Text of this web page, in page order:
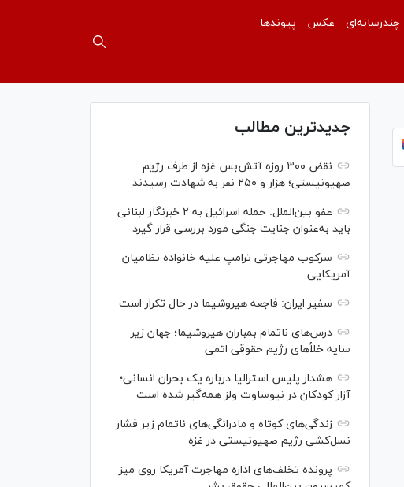
چندرسانه‌ای عکس پیوندها
جدیدترین مطالب
نقض ۳۰۰ روزه آتش‌بس غزه از طرف رژیم
صهیونیستی؛ هزار و ۲۵۰ نفر به شهادت رسیدند
عفو بین‌الملل: حمله اسرائیل به ۲ خبرنگار لبنانی
باید به‌عنوان جنایت جنگی مورد بررسی قرار گیرد
سرکوب مهاجرتی ترامپ علیه خانواده نظامیان
آمریکایی
سفیر ایران: فاجعه هیروشیما در حال تکرار است
درس‌های ناتمام بمباران هیروشیما؛ جهان زیر
سایه خلأ‌های رژیم حقوقی اتمی
هشدار پلیس استرالیا درباره یک بحران انسانی؛
آزار کودکان در نیوساوت ولز همه‌گیر شده است
زندگی‌های کوتاه و مادرانگی‌های ناتمام زیر فشار
نسل‌کشی رژیم صهیونیستی در غزه
پرونده تخلف‌های اداره مهاجرت آمریکا روی میز